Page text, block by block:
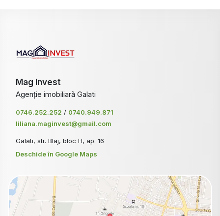
Mag Invest
Agenție imobiliară Galati
0746.252.252 / 0740.949.871
liliana.maginvest@gmail.com
Galati, str. Blaj, bloc H, ap. 16
Deschide în Google Maps